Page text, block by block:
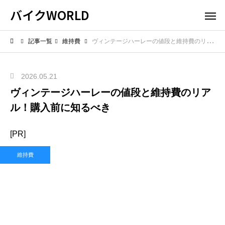
バイクWORLD
記事一覧 維持費 ヴィンテージハーレーの値段と維持費のリアル！購入前に知るべき
2026.05.21
ヴィンテージハーレーの値段と維持費のリア
ル！購入前に知るべき
[PR]
維持費